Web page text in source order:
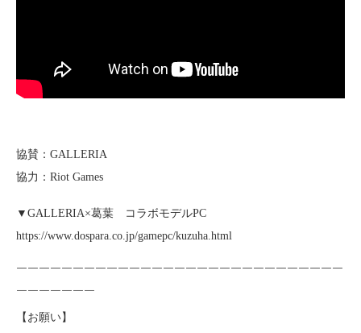
協賛：GALLERIA
協力：Riot Games
▼GALLERIA×葛葉 コラボモデルPC
https://www.dospara.co.jp/gamepc/kuzuha.html
￣￣￣￣￣￣￣￣￣￣￣￣￣￣￣￣￣￣￣￣￣￣￣￣￣￣￣￣￣
￣￣￣￣￣￣￣
【お願い】